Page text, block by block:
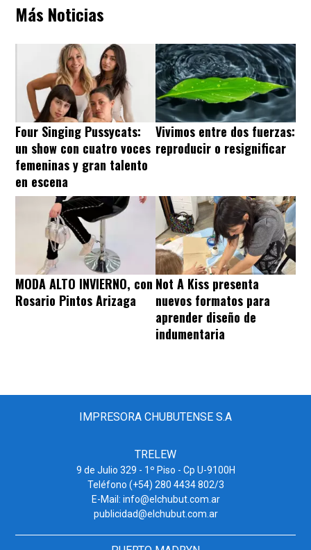
Más Noticias
Four Singing Pussycats:
un show con cuatro voces
femeninas y gran talento
en escena
Vivimos entre dos fuerzas:
reproducir o resignificar
MODA ALTO INVIERNO, con
Rosario Pintos Arizaga
Not A Kiss presenta
nuevos formatos para
aprender diseño de
indumentaria
IMPRESORA CHUBUTENSE S.A
TRELEW
9 de Julio 329 - 1º Piso - Cp U-9100H
Teléfono (+54) 280 4434 802/3
E-Mail: info@elchubut.com.ar
publicidad@elchubut.com.ar